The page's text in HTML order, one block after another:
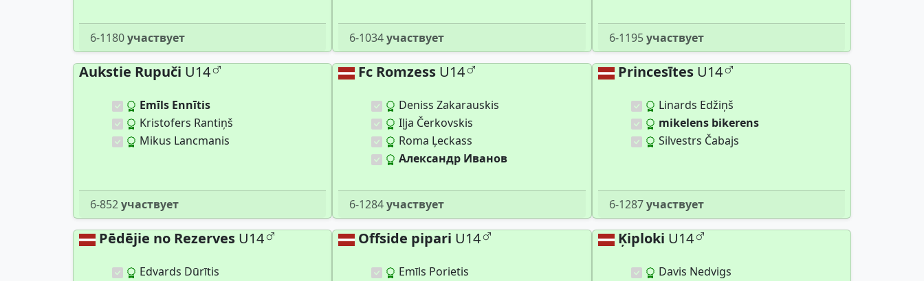
6-1180участвует 6-1034участвует 6-1195участвует
Aukstie Rupuči U14
Emīls Ennītis
Kristofers Rantiņš
Mikus Lancmanis
6-852участвует
Fc Romzess U14
Deniss Zakarauskis
Iļja Čerkovskis
Roma Ļeckass
Александр Иванов
6-1284участвует
PrincesītesU14
Linards Edžiņš
mikelens bikerens
Silvestrs Čabajs
6-1287участвует
Pēdējie no Rezerves U14
Edvards Dūrītis
Offside pipari U14
Emīls Porietis
Ķiploki U14
Davis Nedvigs